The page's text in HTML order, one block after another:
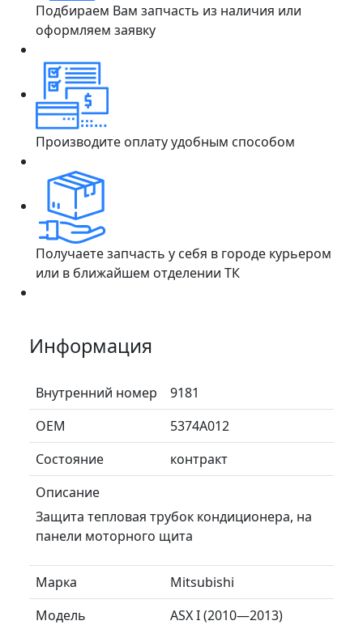
Подбираем Вам запчасть из наличия или
оформляем заявку
Производите оплату удобным способом
Получаете запчасть у себя в городе курьером
или в ближайшем отделении ТК
Информация
Внутренний номер
9181
ОЕМ
5374A012
Состояние
контракт
Описание
Защита тепловая трубок кондиционера, на
панели моторного щита
Марка
Mitsubishi
Модель
ASX I (2010—2013)